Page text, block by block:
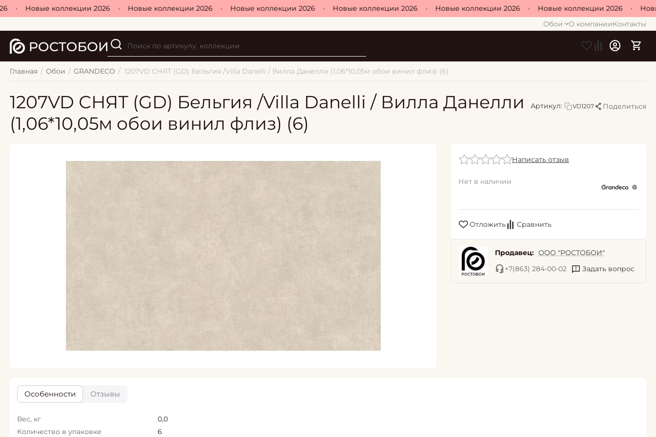
• Новые коллекции 2026 • Новые коллекции 2026 • Новые коллекции 2026 • Новые коллекции 2026 • Новые коллекции 2026 • Новые коллекции 2026 •
Обои
О компанииКонтакты
Главная / Обои / GRANDECO / 1207VD СНЯТ (GD) Бельгия /Villa Danelli / Вилла Данелли (1,06*10,05м обои винил флиз) (6)
1207VD СНЯТ (GD) Бельгия /Villa Danelli / Вилла Данелли
(1,06*10,05м обои винил флиз) (6)
Артикул: VD1207 Поделиться
Написать отзыв
Нет в наличии
Отложить Сравнить
Продавец: ООО "РОСТОБОИ"
+7(863) 284-00-02
Задать вопрос
Особенности Отзывы
Вес, кг
0,0
Количество в упаковке
6